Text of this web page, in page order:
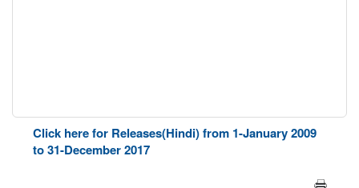
Click here for Releases(Hindi) from 1-January 2009
to 31-December 2017